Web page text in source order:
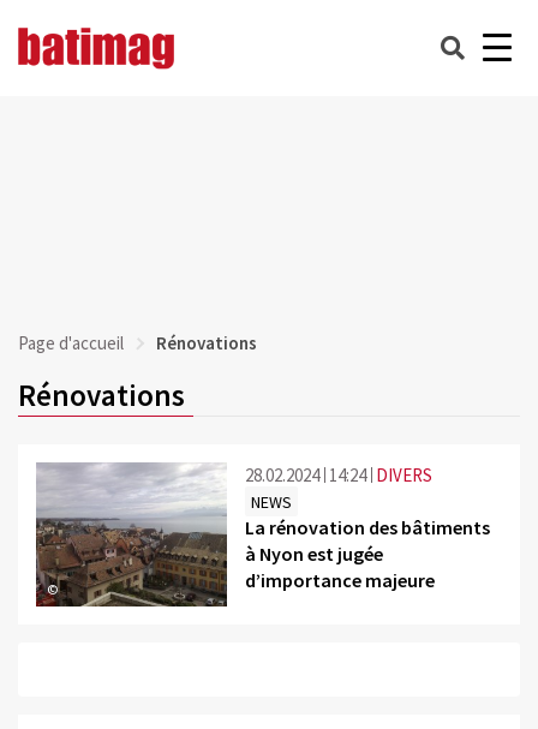
Page d'accueil Rénovations
Rénovations
©
28.02.2024 14:24 DIVERS
NEWS
La rénovation des bâtiments
à Nyon est jugée
d’importance majeure